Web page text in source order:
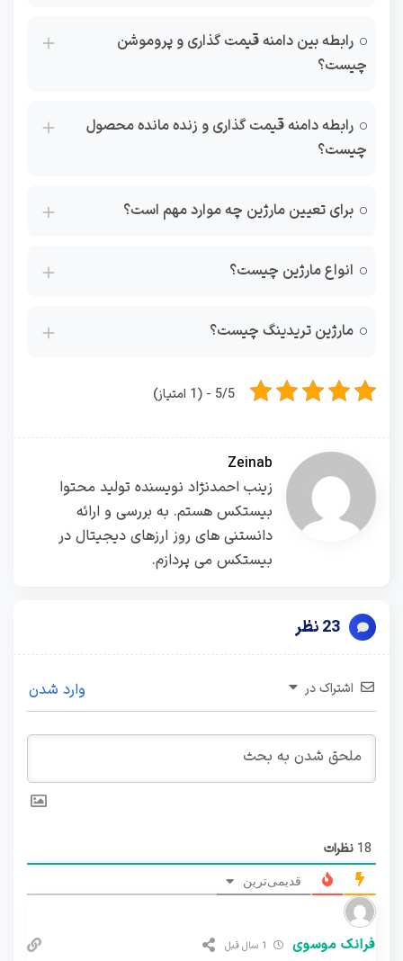
رابطه بین دامنه قیمت گذاری و پروموشن
چیست؟
رابطه دامنه قیمت گذاری و زنده مانده محصول
چیست؟
برای تعیین مارژین چه موارد مهم است؟
انواع مارژین چیست؟
مارژین تریدینگ چیست؟
5/5 - (1 امتیاز)
Zeinab
زینب احمدنژاد نویسنده تولید محتوا
بیستکس هستم. به بررسی و ارائه
دانستنی های روز ارزهای دیجیتال در
بیستکس می پردازم.
اشتراک در وارد شدن
18 نظرات
قدیمی‌ترین
فرانک موسوی